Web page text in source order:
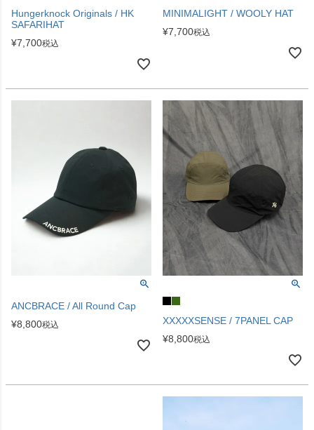
Hungerknock Originals / HK
SAFARIHAT
¥7,700税込
MINIMALIGHT / WOOLY HAT
¥7,700税込
ANCBRACE / All Round Cap
¥8,800税込
XXXXXSENSE / 7PANEL CAP
¥8,800税込